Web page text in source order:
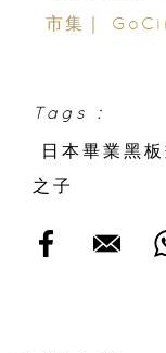
市集｜
Tags :
日本畢業黑板
之子